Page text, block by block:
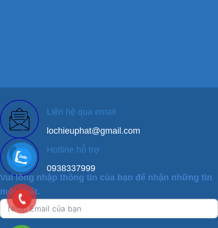
Liên hệ qua email
lochieuphat@gmail.com
Hotline hỗ trợ
0938337999
Vui lòng nhập thông tin của bạn để nhận những tin
mới nhất.